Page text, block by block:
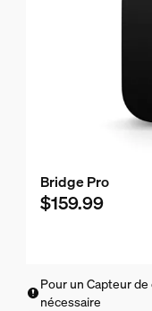
Bridge Pro
$159.99
Pour un Capteur
nécessaire